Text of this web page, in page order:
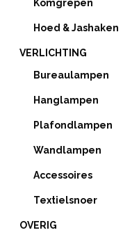
Komgrepen
Hoed & Jashaken
VERLICHTING
Bureaulampen
Hanglampen
Plafondlampen
Wandlampen
Accessoires
Textielsnoer
OVERIG